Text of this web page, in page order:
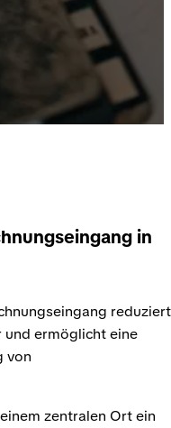
in
reduziert
und ermöglicht eine
von
zentralen Ort ein